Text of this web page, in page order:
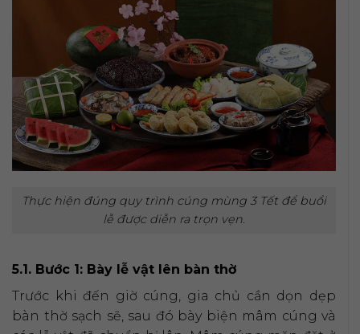
Thực hiện đúng quy trình cúng mùng 3 Tết để buổi
lễ được diễn ra trọn vẹn.
5.1. Bước 1: Bày lễ vật lên bàn thờ
Trước khi đến giờ cúng, gia chủ cần dọn dẹp
bàn thờ sạch sẽ, sau đó bày biện mâm cúng và